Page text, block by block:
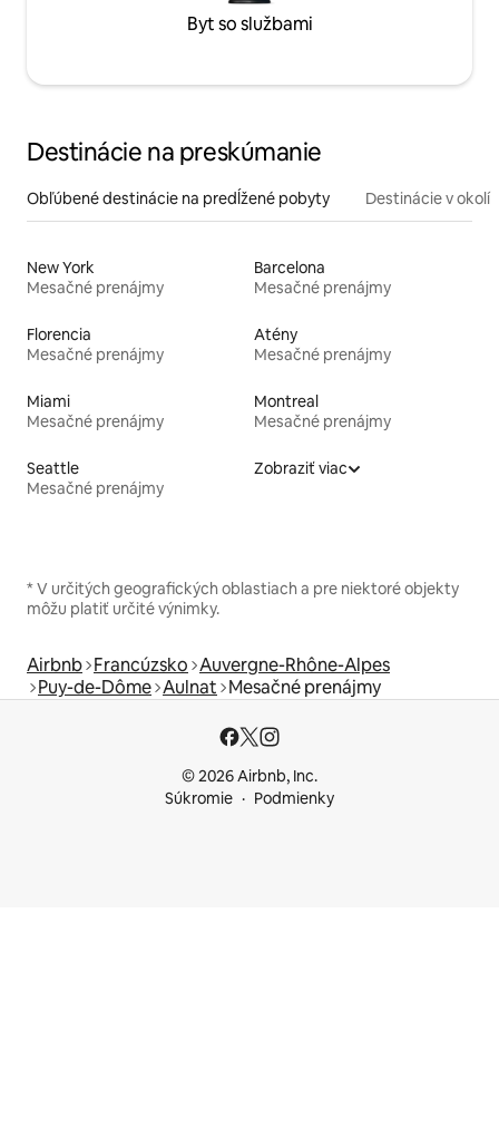
Byt so službami
Destinácie na preskúmanie
Obľúbené destinácie na predĺžené pobyty Destinácie v okolí
New York
Mesačné prenájmy
Barcelona
Mesačné prenájmy
Florencia
Mesačné prenájmy
Atény
Mesačné prenájmy
Miami
Mesačné prenájmy
Montreal
Mesačné prenájmy
Seattle
Mesačné prenájmy
Zobraziť viac
* V určitých geografických oblastiach a pre niektoré objekty
môžu platiť určité výnimky.
Airbnb Francúzsko Auvergne-Rhône-Alpes
Puy-de-Dôme Aulnat Mesačné prenájmy
© 2026 Airbnb, Inc.
Súkromie
Podmienky